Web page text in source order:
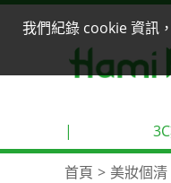
我們紀錄 cookie 資訊
|
首頁 美妝個清